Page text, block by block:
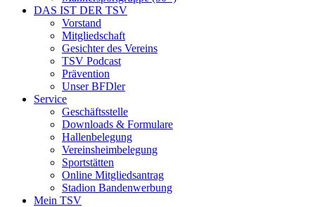
DAS IST DER TSV
Vorstand
Mitgliedschaft
Gesichter des Vereins
TSV Podcast
Prävention
Unser BFDler
Service
Geschäftsstelle
Downloads & Formulare
Hallenbelegung
Vereinsheimbelegung
Sportstätten
Online Mitgliedsantrag
Stadion Bandenwerbung
Mein TSV